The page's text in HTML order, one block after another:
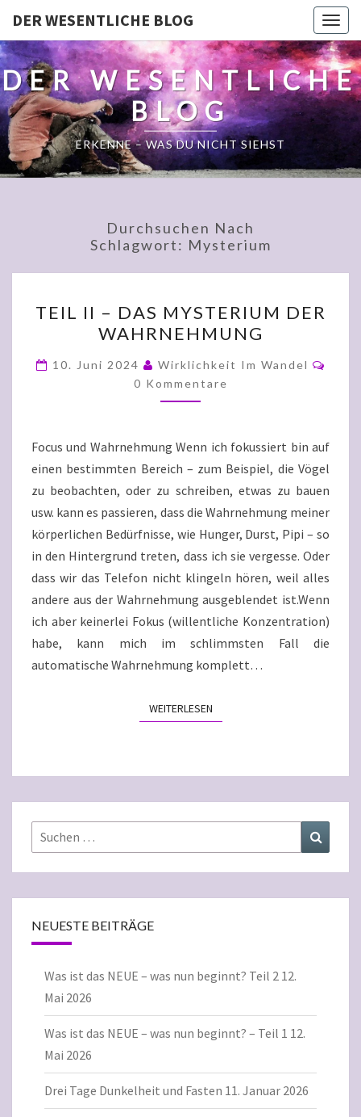
DER WESENTLICHE BLOG
DER WESENTLICHE
BLOG
ERKENNE – WAS DU NICHT SIEHST
Durchsuchen Nach
Schlagwort: Mysterium
II
–
DAS
MYSTERIUM
DER
TEIL II – DAS MYSTERIUM DER
WAHRNEHMUNG
10. Juni 2024 Wirklichkeit Im Wandel
0 Kommentare
Focus und Wahrnehmung Wenn ich fokussiert bin auf
einen bestimmten Bereich – zum Beispiel, die Vögel
zu beobachten, oder zu schreiben, etwas zu bauen
usw. kann es passieren, dass die Wahrnehmung meiner
körperlichen Bedürfnisse, wie Hunger, Durst, Pipi – so
in den Hintergrund treten, dass ich sie vergesse. Oder
dass wir das Telefon nicht klingeln hören, weil alles
andere aus der Wahrnehmung ausgeblendet ist.Wenn
ich aber keinerlei Fokus (willentliche Konzentration)
habe, kann mich im schlimmsten Fall die
automatische Wahrnehmung komplett…
WEITERLESENWEITERLESEN
Suchen
nach:
NEUESTE BEITRÄGE
Was ist das NEUE – was nun beginnt? Teil 2 12.
Mai 2026
Was ist das NEUE – was nun beginnt? – Teil 1 12.
Mai 2026
Drei Tage Dunkelheit und Fasten 11. Januar 2026